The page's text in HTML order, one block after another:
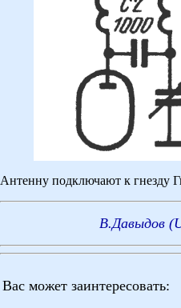
Антенну подключают к гнезду
В.Давыдов
Вас может заинтересовать: